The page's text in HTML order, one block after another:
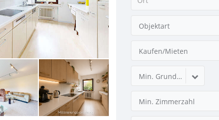
Objektart
Kaufen/Mieten
Min. Grundstücksfläche
Min. Zimmerzahl